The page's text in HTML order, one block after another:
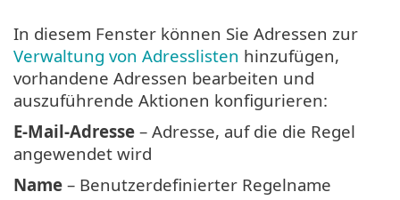
In diesem Fenster können Sie Adressen zur
Verwaltung von Adresslisten hinzufügen,
vorhandene Adressen bearbeiten und
auszuführende Aktionen konfigurieren:
E-Mail-Adresse – Adresse, auf die die Regel
angewendet wird
Name – Benutzerdefinierter Regelname